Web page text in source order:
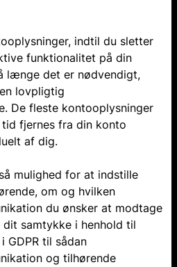
indtil du sletter
funktionalitet på din
længe det er nødvendigt,
lovpligtig
De fleste kontooplysninger
fjernes fra din konto
af dig.
mulighed for at indstille
om og hvilken
du ønsker at modtage
samtykke i henhold til
GDPR til sådan
og tilhørende